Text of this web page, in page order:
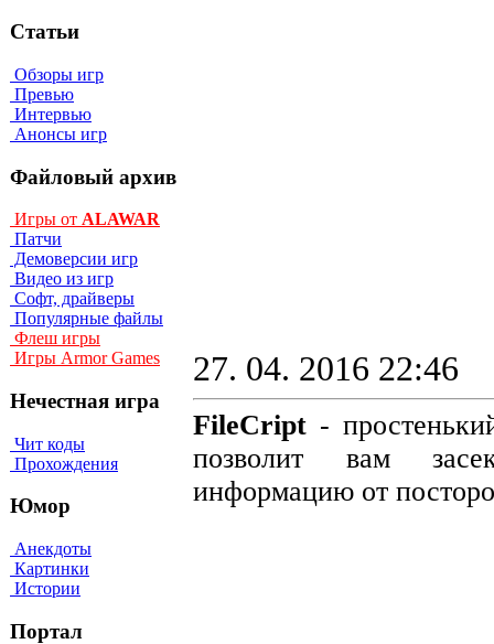
Статьи
Обзоры игр
Превью
Интервью
Анонсы игр
Файловый архив
Игры от ALAWAR
Патчи
Демоверсии игр
Видео из игр
Софт, драйверы
Популярные файлы
Флеш игры
Игры Armor Games
Нечестная игра
Чит коды
Прохождения
Юмор
Анекдоты
Картинки
Истории
Портал
27. 04. 2016 22:46
FileCript -
позволит вам
информацию от